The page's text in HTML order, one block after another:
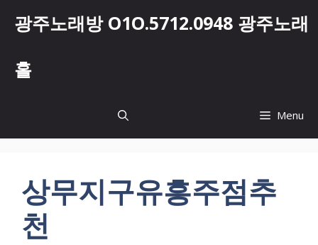
광주노래방 O1O.5712.0948 광주노래
홀
Menu
상무지구유흥주점추
천